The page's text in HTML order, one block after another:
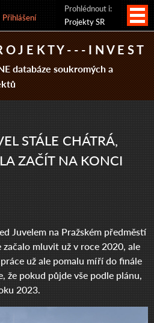
Prohlédnout i:
Projekty SR
Přihlášení
J E K T Y - - - I N V E S T
databáze soukromých a
STÁLE CHÁTRÁ,
ZAČÍT NA KONCI
Juvelem na Pražském předměstí
mluvit už v roce 2020, ale
už ale pomalu míří do finále
že pokud půjde vše podle plánu,
2023.